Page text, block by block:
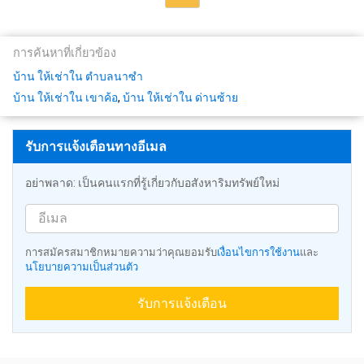
การค้นหาที่เกี่ยวข้อง
บ้าน ให้เช่าใน ตำบลนาซำ
บ้าน ให้เช่าใน เขาค้อ, บ้าน ให้เช่าใน ด่านซ้าย
รับการแจ้งเตือนทางอีเมล
อย่าพลาด: เป็นคนแรกที่รู้เกี่ยวกับอสังหาริมทรัพย์ใหม่
การสมัครสมาชิกหมายความว่าคุณยอมรับเงื่อนไขการใช้งานและ
นโยบายความเป็นส่วนตัว
รับการแจ้งเตือน